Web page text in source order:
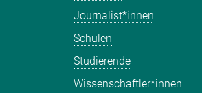
Journalist*innen
Schulen
Studierende
Wissenschaftler*innen